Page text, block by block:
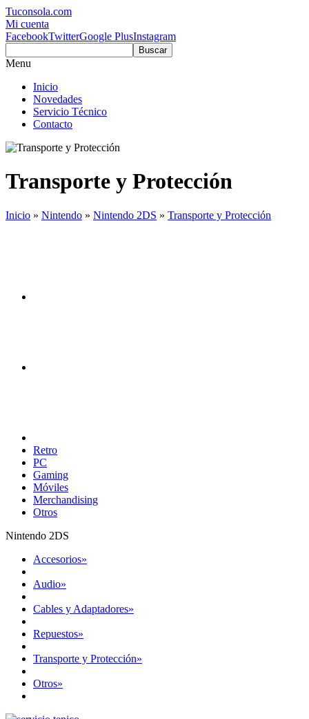
Tuconsola.com
Mi cuenta
FacebookTwitterGoogle PlusInstagram
Buscar
Menu
Inicio
Novedades
Servicio Técnico
Contacto
Transporte y Protección
Inicio » Nintendo » Nintendo 2DS » Transporte y Protección
Retro
PC
Gaming
Móviles
Merchandising
Otros
Nintendo 2DS
Accesorios»
Audio»
Cables y Adaptadores»
Repuestos»
Transporte y Protección»
Otros»